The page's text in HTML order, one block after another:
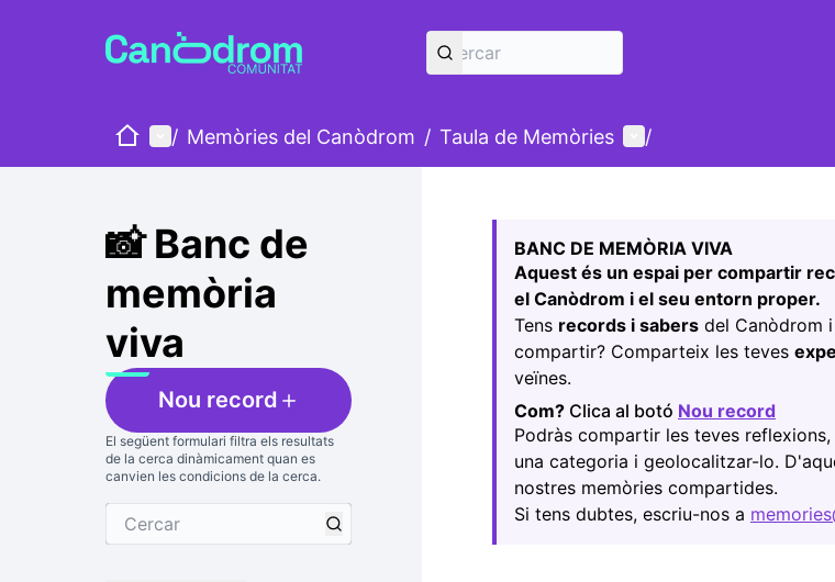
IniciMenú principal
/ Memòries del Canòdrom / Taula de Memòries Menú d'usuari
/
📸 Banc de
memòria
viva
Nou record
El següent formulari filtra els resultats
de la cerca dinàmicament quan es
canvien les condicions de la cerca.
BANC DE MEMÒRIA VIVA
Aquest és un espai per compartir
el Canòdrom i el seu entorn proper.
Tens records i sabers del Canòdrom
compartir? Comparteix les teves
veïnes.
Com? Clica al botó Nou record
(Obrir
Podràs compartir les teves
una categoria i geolocalitzar-lo.
nostres memòries compartides.
Si tens dubtes, escriu-nos a